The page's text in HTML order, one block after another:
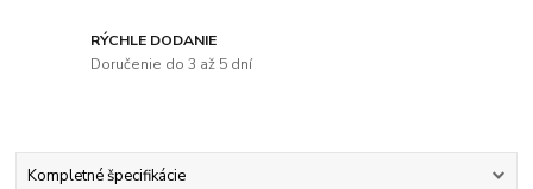
RÝCHLE DODANIE
Doručenie do 3 až 5 dní
Kompletné špecifikácie